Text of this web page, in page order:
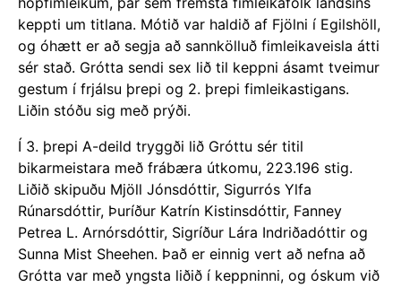
keppti um titlana. Mótið var haldið af Fjölni í Egilshöll,
og óhætt er að segja að sannkölluð fimleikaveisla átti
sér stað. Grótta sendi sex lið til keppni ásamt tveimur
gestum í frjálsu þrepi og 2. þrepi fimleikastigans.
Liðin stóðu sig með prýði.
Í 3. þrepi A-deild tryggði lið Gróttu sér titil
bikarmeistara með frábæra útkomu, 223.196 stig.
Liðið skipuðu Mjöll Jónsdóttir, Sigurrós Ylfa
Rúnarsdóttir, Þuríður Katrín Kistinsdóttir, Fanney
Petrea L. Arnórsdóttir, Sigríður Lára Indriðadóttir og
Sunna Mist Sheehen. Það er einnig vert að nefna að
Grótta var með yngsta liðið í keppninni, og óskum við